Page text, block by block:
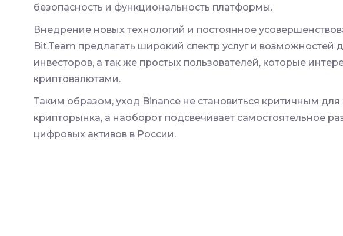
безопасность и функциональность платформы.
Внедрение новых технологий и постоянное
Bit.Team предлагать широкий спектр услуг и возможностей
инвесторов, а так же простых пользователей, которые
криптовалютами.
Таким образом, уход Binance не становиться критичным для
крипторынка, а наоборот подсвечивает самостоятельное
цифровых активов в России.